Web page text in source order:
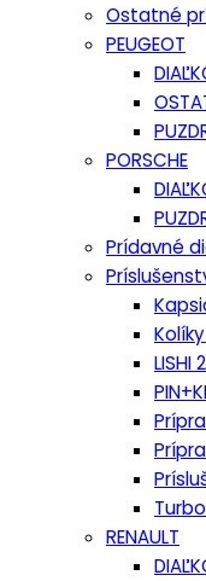
Ostatné
PEUGEOT
PORSCHE
Prídavné
LISHI
RENAULT